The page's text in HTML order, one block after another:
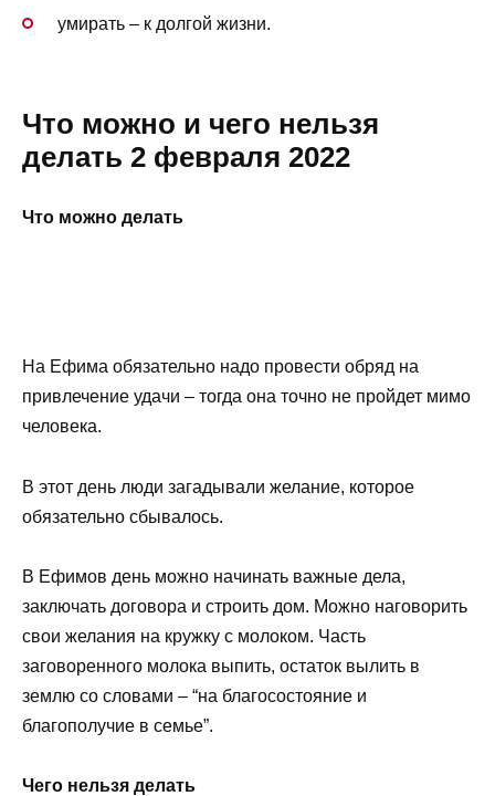
умирать – к долгой жизни.
Что можно и чего нельзя
делать 2 февраля 2022
Что можно делать
На Ефима обязательно надо провести обряд на
привлечение удачи – тогда она точно не пройдет мимо
человека.
В этот день люди загадывали желание, которое
обязательно сбывалось.
В Ефимов день можно начинать важные дела,
заключать договора и строить дом. Можно наговорить
свои желания на кружку с молоком. Часть
заговоренного молока выпить, остаток вылить в
землю со словами – “на благосостояние и
благополучие в семье”.
Чего нельзя делать